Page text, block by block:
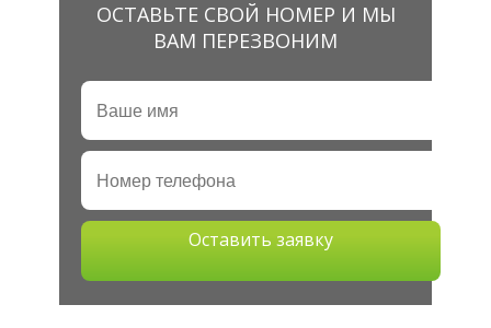
ОСТАВЬТЕ СВОЙ НОМЕР И МЫ
ВАМ ПЕРЕЗВОНИМ
Оставить заявку